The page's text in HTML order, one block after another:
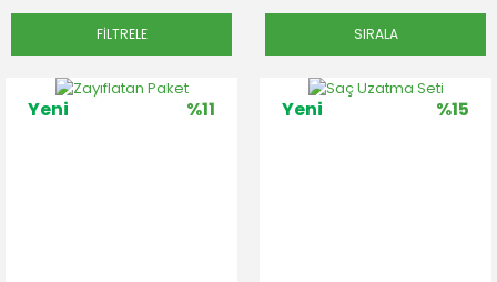
FİLTRELE SIRALA
%11
Yeni %15
Yeni